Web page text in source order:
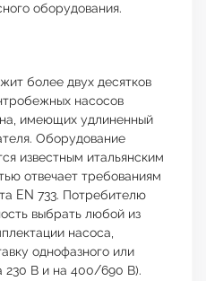
оборудования.
более двух десятков
насосов
имеющих удлиненный
Оборудование
известным итальянским
отвечает требованиям
EN 733. Потребителю
выбрать любой из
насоса,
однофазного или
230 В и на 400/690 В).